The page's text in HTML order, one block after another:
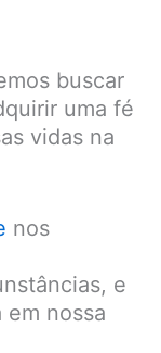
buscar
uma fé
vidas na
nos
e
em nossa